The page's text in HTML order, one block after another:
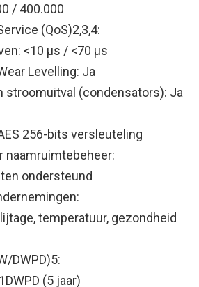
/ 400.000
(QoS)2,3,4:
<10 µs / <70 µs
Levelling: Ja
stroomuitval (condensators): Ja
256-bits versleuteling
naamruimtebeheer:
ondersteund
temperatuur, gezondheid
DWPD)5:
(5 jaar)